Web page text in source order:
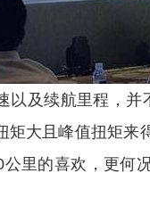
以及续航里程，并
矩大且峰值扭矩来
公里的喜欢，更何